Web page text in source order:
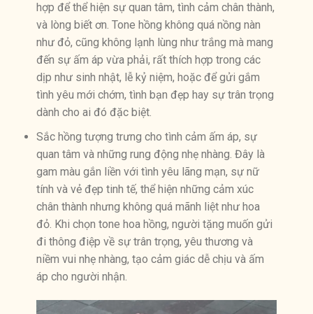
hợp để thể hiện sự quan tâm, tình cảm chân thành,
và lòng biết ơn. Tone hồng không quá nồng nàn
như đỏ, cũng không lạnh lùng như trắng mà mang
đến sự ấm áp vừa phải, rất thích hợp trong các
dịp như sinh nhật, lễ kỷ niệm, hoặc để gửi gắm
tình yêu mới chớm, tình bạn đẹp hay sự trân trọng
dành cho ai đó đặc biệt.
Sắc hồng tượng trưng cho tình cảm ấm áp, sự
quan tâm và những rung động nhẹ nhàng. Đây là
gam màu gắn liền với tình yêu lãng mạn, sự nữ
tính và vẻ đẹp tinh tế, thể hiện những cảm xúc
chân thành nhưng không quá mãnh liệt như hoa
đỏ. Khi chọn tone hoa hồng, người tặng muốn gửi
đi thông điệp về sự trân trọng, yêu thương và
niềm vui nhẹ nhàng, tạo cảm giác dễ chịu và ấm
áp cho người nhận.